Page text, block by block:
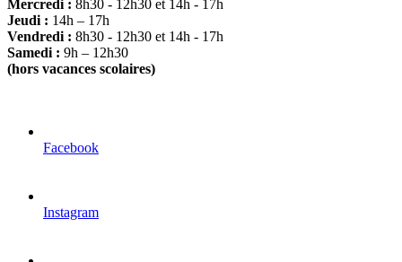
Mercredi : 8h30 - 12h30 et 14h - 17h
Jeudi : 14h – 17h
Vendredi : 8h30 - 12h30 et 14h - 17h
Samedi : 9h – 12h30
(hors vacances scolaires)
Facebook
Instagram